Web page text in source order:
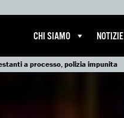
CHI SIAMO NOTIZIE
a processo, polizia impunita